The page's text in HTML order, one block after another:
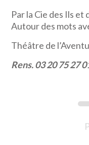
Par la Cie des Ils et
Autour des mots
Théâtre de
Rens. 03 20 75 27